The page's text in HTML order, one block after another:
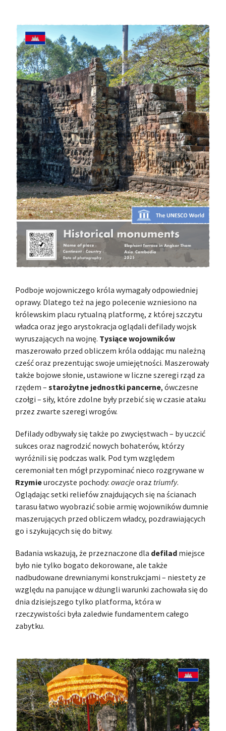
Podboje wojowniczego króla wymagały odpowiedniej
oprawy. Dlatego też na jego polecenie wzniesiono na
królewskim placu rytualną platformę, z której szczytu
władca oraz jego arystokracja oglądali defilady wojsk
wyruszających na wojnę. Tysiące wojowników
maszerowało przed obliczem króla oddając mu należną
cześć oraz prezentując swoje umiejętności. Maszerowały
także bojowe słonie, ustawione w liczne szeregi rząd za
rzędem – starożytne jednostki pancerne, ówczesne
czołgi – siły, które zdolne były przebić się w czasie ataku
przez zwarte szeregi wrogów.
Defilady odbywały się także po zwycięstwach – by uczcić
sukces oraz nagrodzić nowych bohaterów, którzy
wyróżnili się podczas walk. Pod tym względem
ceremoniał ten mógł przypominać nieco rozgrywane w
Rzymieuroczyste pochody: owacje oraz triumfy.
Oglądając setki reliefów znajdujących się na ścianach
tarasu łatwo wyobrazić sobie armię wojowników dumnie
maszerujących przed obliczem władcy, pozdrawiających
go i szykujących się do bitwy.
Badania wskazują, że przeznaczone dla defilad miejsce
było nie tylko bogato dekorowane, ale także
nadbudowane drewnianymi konstrukcjami – niestety ze
względu na panujące w dżungli warunki zachowała się do
dnia dzisiejszego tylko platforma, która w
rzeczywistości była zaledwie fundamentem całego
zabytku.